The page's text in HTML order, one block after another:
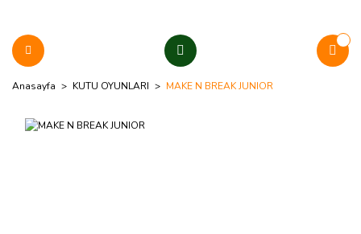
Anasayfa KUTU OYUNLARI MAKE N BREAK JUNIOR